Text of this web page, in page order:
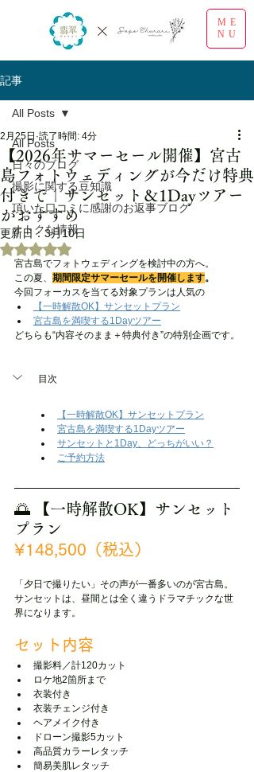
ME
NU
記事
All Posts
日々のブログ
撮影に関する豆知識
頂いた口コミに感謝のお返事ブログ
オトクな情報
All Posts
【2026年サマーセール開催】宮古
島フォトウェディングが今だけ特典
付きで｜サンセット＆1Dayツアー
がおすすめ
2月25日 読了時間: 4分
更新日：3月10日
5つ星のうちNaNと評価されています。
宮古島でフォトウェディングを検討中の方へ。
この夏、 期間限定サマーセールを開催します。
今回フォーカスを当てる対象プランは人気の
【一時解散OK】サンセットプラン
宮古島を満喫する1Dayツアー
どちらも“内容そのまま＋特典付き”の特別企画です。
目次
【一時解散OK】サンセットプラン
宮古島を満喫する1Dayツアー
サンセットと1Day、どっちがいい？
ご予約方法
🌅 【一時解散OK】サンセット
プラン
¥148,500（税込）
「夕日で撮りたい」その声が一番多いのが宮古島。
サンセットは、昼間とは全く違うドラマチックな世
界になります。
セット内容
撮影料／計120カット
ロケ地2箇所まで
衣装付き
衣装チェンジ付き
ヘアメイク付き
ドローン撮影5カット
高品質カラーレタッチ
簡易美肌レタッチ